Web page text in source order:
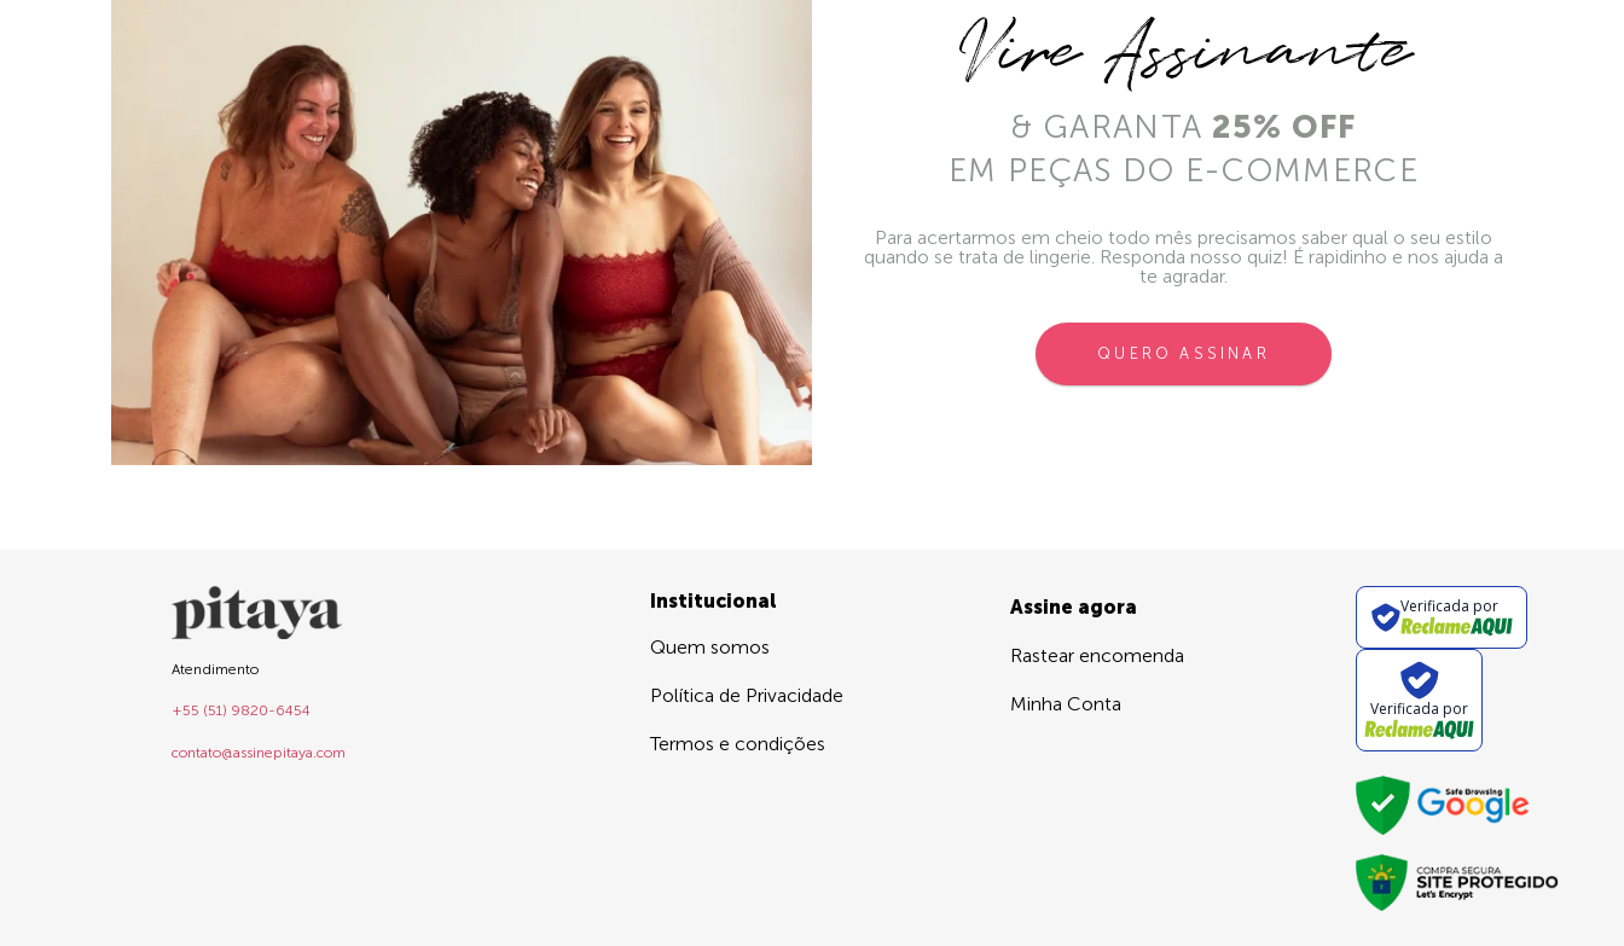
Vire Assinante
& GARANTA 25% OFF
EM PEÇAS DO E-COMMERCE
Para acertarmos em cheio todo mês precisamos saber qual o seu estilo
quando se trata de lingerie. Responda nosso quiz! É rapidinho e nos ajuda a
te agradar.
QUERO ASSINAR
Atendimento
+55 (51) 9820-6454
contato@assinepitaya.com
Institucional
Quem somos
Política de Privacidade
Termos e condições
Assine agora
Rastear encomenda
Minha Conta
Verificada por
Verificada por